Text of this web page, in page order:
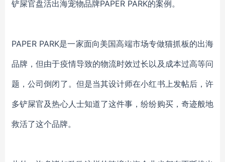
铲屎官盘活出海宠物品牌PAPER PARK的案例。
PAPER PARK是一家面向美国高端市场专做猫抓板的出海
品牌，但由于疫情导致的物流时效过长以及成本过高等问
题，公司倒闭了。但是当其设计师在小红书上发帖后，许
多铲屎官及热心人士知道了这件事，纷纷购买，奇迹般地
救活了这个品牌。